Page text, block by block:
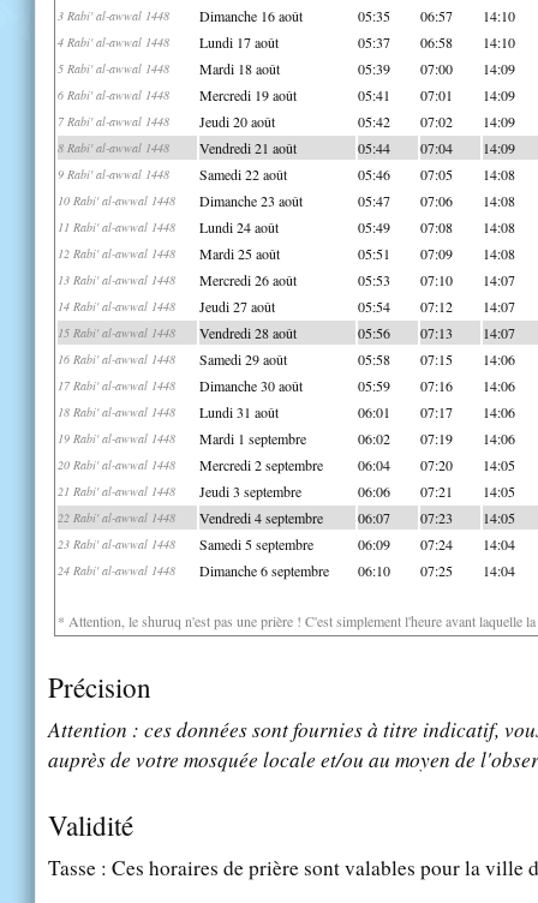
3 Rabi' al-awwal 1448 Dimanche 16 août 05:35 06:57 14:10
4 Rabi' al-awwal 1448 Lundi 17 août 05:37 06:58 14:10
5 Rabi' al-awwal 1448 Mardi 18 août 05:39 07:00 14:09
6 Rabi' al-awwal 1448 Mercredi 19 août 05:41 07:01 14:09
7 Rabi' al-awwal 1448 Jeudi 20 août 05:42 07:02 14:09
8 Rabi' al-awwal 1448 Vendredi 21 août 05:44 07:04 14:09
9 Rabi' al-awwal 1448 Samedi 22 août 05:46 07:05 14:08
10 Rabi' al-awwal 1448 Dimanche 23 août 05:47 07:06 14:08
11 Rabi' al-awwal 1448 Lundi 24 août 05:49 07:08 14:08
12 Rabi' al-awwal 1448 Mardi 25 août 05:51 07:09 14:08
13 Rabi' al-awwal 1448 Mercredi 26 août 05:53 07:10 14:07
14 Rabi' al-awwal 1448 Jeudi 27 août 05:54 07:12 14:07
15 Rabi' al-awwal 1448 Vendredi 28 août 05:56 07:13 14:07
16 Rabi' al-awwal 1448 Samedi 29 août 05:58 07:15 14:06
17 Rabi' al-awwal 1448 Dimanche 30 août 05:59 07:16 14:06
18 Rabi' al-awwal 1448 Lundi 31 août 06:01 07:17 14:06
19 Rabi' al-awwal 1448 Mardi 1 septembre 06:02 07:19 14:06
20 Rabi' al-awwal 1448 Mercredi 2 septembre 06:04 07:20 14:05
21 Rabi' al-awwal 1448 Jeudi 3 septembre 06:06 07:21 14:05
22 Rabi' al-awwal 1448 Vendredi 4 septembre 06:07 07:23 14:05
23 Rabi' al-awwal 1448 Samedi 5 septembre 06:09 07:24 14:04
24 Rabi' al-awwal 1448 Dimanche 6 septembre 06:10 07:25 14:04
* Attention, le shuruq n'est pas une prière ! C'est simplement l'heure avant laquelle
Précision
Attention : ces données sont fournies à titre indicatif,
auprès de votre mosquée locale et/ou au moyen de
Validité
Tasse : Ces horaires de prière sont valables pour la ville